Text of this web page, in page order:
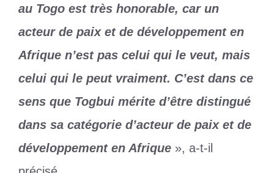
au Togo est très honorable, car un
acteur de paix et de développement en
Afrique n’est pas celui qui le veut, mais
celui qui le peut vraiment. C’est dans ce
sens que Togbui mérite d’être distingué
dans sa catégorie d’acteur de paix et de
développement en Afrique », a-t-il